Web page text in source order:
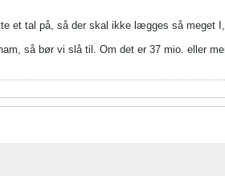
et tal på, så der skal ikke lægges så meget
så bør vi slå til. Om det er 37 mio. eller